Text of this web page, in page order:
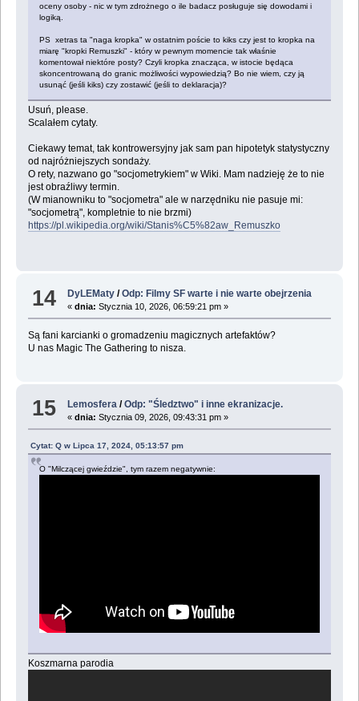
oceny osoby - nic w tym zdrożnego o ile badacz posługuje się dowodami i
logiką.
PS xetras ta "naga kropka" w ostatnim poście to kiks czy jest to kropka na
miarę "kropki Remuszki" - który w pewnym momencie tak właśnie
komentował niektóre posty? Czyli kropka znacząca, w istocie będąca
skoncentrowaną do granic możliwości wypowiedzią? Bo nie wiem, czy ją
usunąć (jeśli kiks) czy zostawić (jeśli to deklaracja)?
Usuń, please.
Scalałem cytaty.
Ciekawy temat, tak kontrowersyjny jak sam pan hipotetyk statystyczny
od najróżniejszych sondaży.
O rety, nazwano go "socjometrykiem" w Wiki. Mam nadzieję że to nie
jest obraźliwy termin.
(W mianowniku to "socjometra" ale w narzędniku nie pasuje mi:
"socjometrą", kompletnie to nie brzmi)
https://pl.wikipedia.org/wiki/Stanis%C5%82aw_Remuszko
14 DyLEMaty /Odp: Filmy SF warte i nie warte obejrzenia
«dnia: Stycznia 10, 2026, 06:59:21 pm »
Są fani karcianki o gromadzeniu magicznych artefaktów?
U nas Magic The Gathering to nisza.
15 Lemosfera /Odp: "Śledztwo" i inne ekranizacje.
«dnia: Stycznia 09, 2026, 09:43:31 pm »
Cytat: Q w Lipca 17, 2024, 05:13:57 pm
O "Milczącej gwieździe", tym razem negatywnie:
Koszmarna parodia